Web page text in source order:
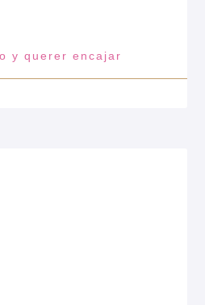
y querer encajar